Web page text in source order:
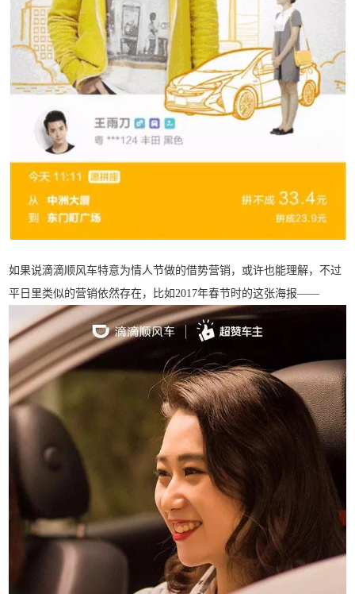
如果说滴滴顺风车特意为情人节做的借势营销，或许也能理解，不过
平日里类似的营销依然存在，比如2017年春节时的这张海报——